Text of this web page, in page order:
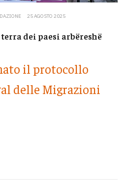
25 AGOSTO 2025
dei paesi arbëreshë
il protocollo
delle Migrazioni